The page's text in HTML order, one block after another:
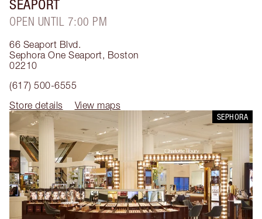
SEAPORT
OPEN UNTIL 7:00 PM
66 Seaport Blvd.
Sephora One Seaport, Boston
02210
(617) 500-6555
Store details
View maps
SEPHORA